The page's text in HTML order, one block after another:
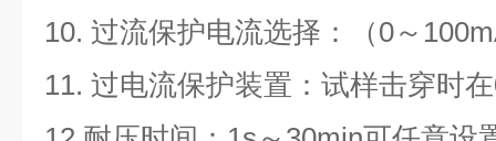
10. 过流保护电流选择：（0～
11. 过电流保护装置：试样击穿时